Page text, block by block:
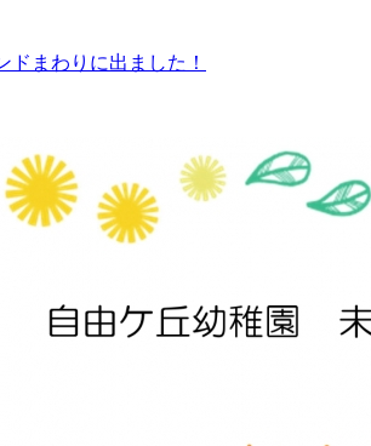
ドまわりに出ました！